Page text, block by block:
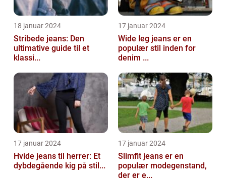
18 januar 2024
Stribede jeans: Den
ultimative guide til et
klassi...
17 januar 2024
Wide leg jeans er en
populær stil inden for
denim ...
17 januar 2024
Hvide jeans til herrer: Et
dybdegående kig på stil...
17 januar 2024
Slimfit jeans er en
populær modegenstand,
der er e...